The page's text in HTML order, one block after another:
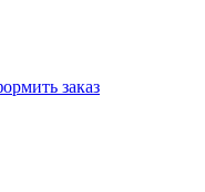
заказ